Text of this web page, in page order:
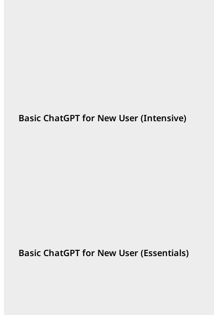
Basic ChatGPT for New User (Intensive)
Basic ChatGPT for New User (Essentials)